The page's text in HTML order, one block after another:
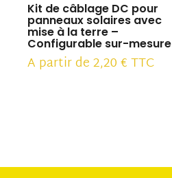
Kit de câblage DC pour
panneaux solaires avec
mise à la terre –
Configurable sur-mesure
A partir de2,20€TTC